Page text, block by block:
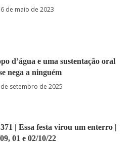
6 de maio de 2023
d’água e uma sustentação oral
nega a ninguém
setembro de 2025
| Essa festa virou um enterro |
01 e 02/10/22